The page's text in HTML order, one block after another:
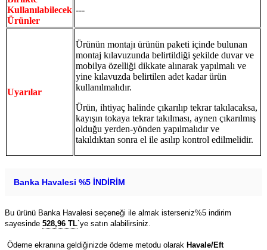
Kullanılabilecek
Ürünler
---
Uyarılar
Ürünün montajı ürünün paketi içinde bulunan
montaj kılavuzunda belirtildiği şekilde duvar ve
mobilya özelliği dikkate alınarak yapılmalı ve
yine kılavuzda belirtilen adet kadar ürün
kullanılmalıdır.
Ürün, ihtiyaç halinde çıkarılıp tekrar takılacaksa,
kayışın tokaya tekrar takılması, aynen çıkarılmış
olduğu yerden-yönden yapılmalıdır ve
takıldıktan sonra el ile asılıp kontrol edilmelidir.
Banka Havalesi %5 İNDİRİM
Bu ürünü Banka Havalesi seçeneği ile almak isterseniz%5 indirim
sayesinde 528,96 TL`ye satın alabilirsiniz.
Ödeme ekranına geldiğinizde ödeme metodu olarak Havale/Eft